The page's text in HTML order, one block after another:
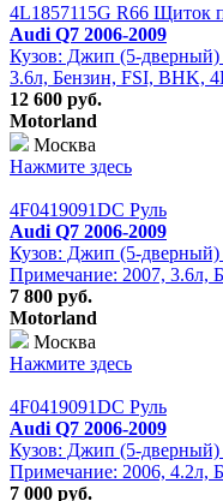
4L1857115G R66 Щиток
Audi Q7 2006-2009
Кузов: Джип (5-дверный)
3.6л, Бензин, FSI, BHK,
12 600 руб.
Motorland
Москва
Нажмите здесь
4F0419091DC Руль
Audi Q7 2006-2009
Кузов: Джип (5-дверный)
Примечание: 2007, 3.6л,
7 800 руб.
Motorland
Москва
Нажмите здесь
4F0419091DC Руль
Audi Q7 2006-2009
Кузов: Джип (5-дверный)
Примечание: 2006, 4.2л,
7 000 руб.